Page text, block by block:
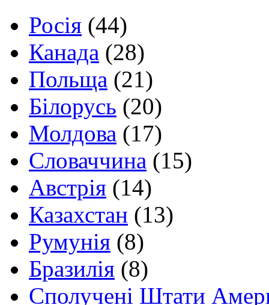
Росія (44)
Канада (28)
Польща (21)
Білорусь (20)
Молдова (17)
Словаччина (15)
Австрія (14)
Казахстан (13)
Румунія (8)
Бразилія (8)
Сполучені Штати